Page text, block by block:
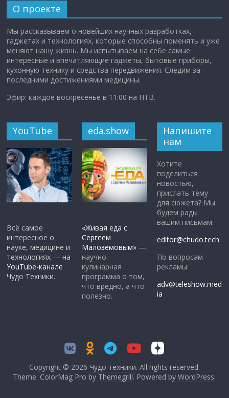
О проекте
Мы рассказываем о новейших научных разработках,
гаджетах и технологиях, которые способны поменять и уже
меняют нашу жизнь. Мы испытываем на себе самые
интересные и впечатляющие гаджеты, бытовые приборы,
кухонную технику и средства передвижения. Следим за
последними достижениями медицины.
Эфир: каждое воскресенье в 11:00 на НТВ.
YouTube
Всё самое
интересное о
науке, медицине и
технологиях — на
YouTube-канале
Чудо Техники.
eda.show
«Живая еда с
Сергеем
Малозёмовым» —
научно-
кулинарная
программа о том,
что вредно, а что
полезно.
Напишите
нам
Хотите
поделиться
новостью,
прислать тему
для сюжета? Мы
будем рады
вашим письмам:
editor@chudo.tech
По вопросам
рекламы:
adv@teleshow.med
ia
Copyright © 2026 Чудо техники. All rights reserved.
Theme: ColorMag Pro by Themegrill. Powered byWordPress.